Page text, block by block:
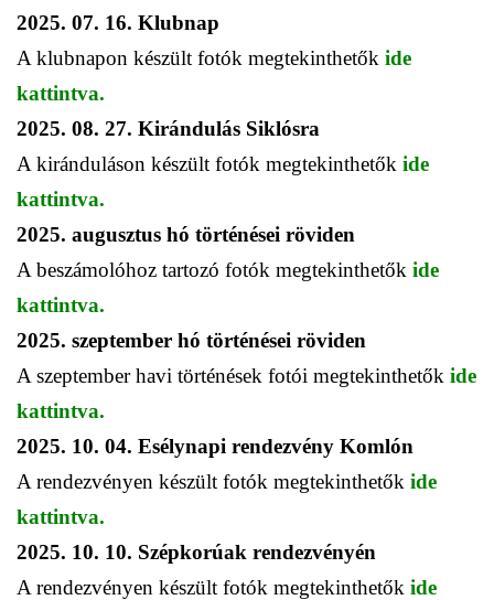
2025. 07. 16. Klubnap
A klubnapon készült fotók megtekinthetők ide
kattintva.
2025. 08. 27. Kirándulás Siklósra
A kiránduláson készült fotók megtekinthetők ide
kattintva.
2025. augusztus hó történései röviden
A beszámolóhoz tartozó fotók megtekinthetők ide
kattintva.
2025. szeptember hó történései röviden
A szeptember havi történések fotói megtekinthetők ide
kattintva.
2025. 10. 04. Esélynapi rendezvény Komlón
A rendezvényen készült fotók megtekinthetők ide
kattintva.
2025. 10. 10. Szépkorúak rendezvényén
A rendezvényen készült fotók megtekinthetők ide